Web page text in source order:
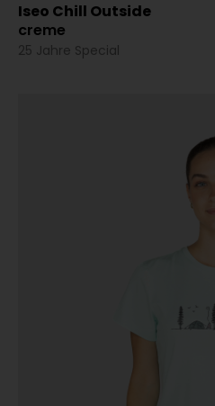
Iseo Chill Outside
creme
25 Jahre Special